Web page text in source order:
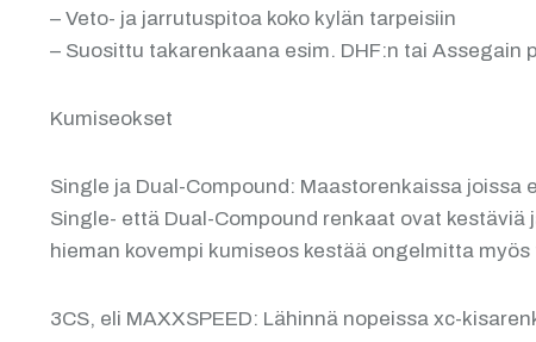
– Veto- ja jarrutuspitoa koko kylän tarpeisiin
– Suosittu takarenkaana esim. DHF:n tai Assegain
Kumiseokset
Single ja Dual-Compound: Maastorenkaissa
Single- että Dual-Compound renkaat ovat
hieman kovempi kumiseos kestää ongelmitta
3CS, eli MAXXSPEED: Lähinnä nopeissa xc-